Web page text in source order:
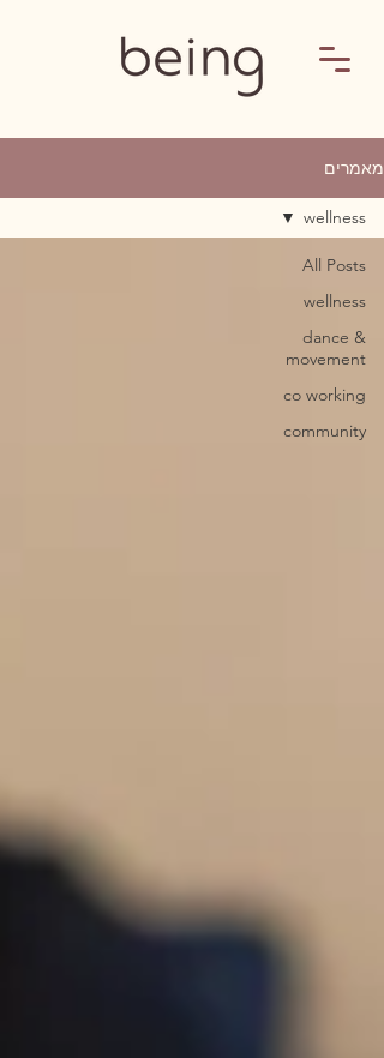
מאמרים
All Posts
wellness
dance &
movement
co working
community
wellness